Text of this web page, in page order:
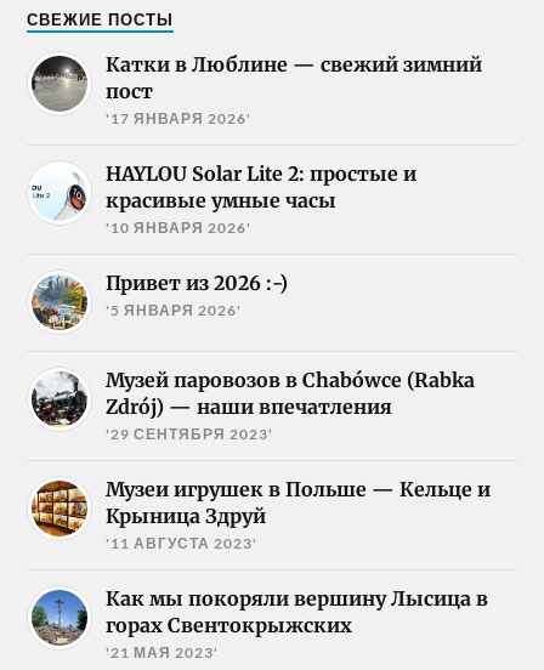
СВЕЖИЕ ПОСТЫ
Катки в Люблине — свежий зимний
пост
'17 ЯНВАРЯ 2026'
HAYLOU Solar Lite 2: простые и
красивые умные часы
'10 ЯНВАРЯ 2026'
Привет из 2026 :-)
'5 ЯНВАРЯ 2026'
Музей паровозов в Chabówce (Rabka
Zdrój) — наши впечатления
'29 СЕНТЯБРЯ 2023'
Музеи игрушек в Польше — Кельце и
Крыница Здруй
'11 АВГУСТА 2023'
Как мы покоряли вершину Лысица в
горах Свентокрыжских
'21 МАЯ 2023'